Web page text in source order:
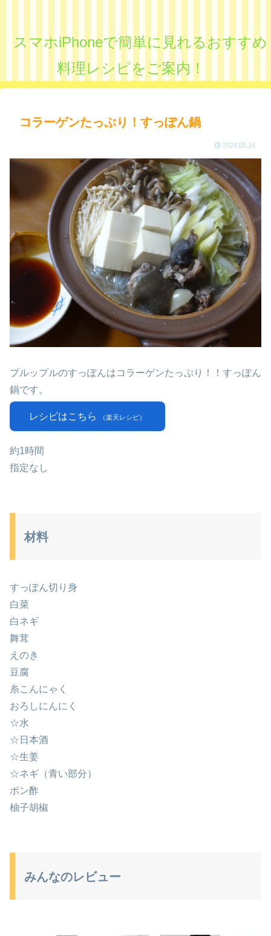
スマホiPhoneで簡単に見れるおすすめ
料理レシピをご案内！
コラーゲンたっぷり！すっぽん鍋
2024.05.16
プルップルのすっぽんはコラーゲンたっぷり！！すっぽん
鍋です。
レシピはこちら （楽天レシピ）
約1時間
指定なし
材料
すっぽん切り身
白菜
白ネギ
舞茸
えのき
豆腐
糸こんにゃく
おろしにんにく
☆水
☆日本酒
☆生姜
☆ネギ（青い部分）
ポン酢
柚子胡椒
みんなのレビュー